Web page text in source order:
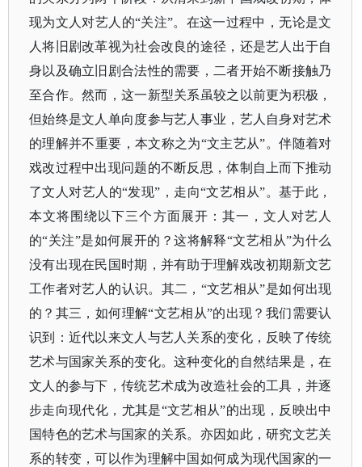
现为文人对艺人的“关注”。在这一过程中，无论是文
人将旧剧改革视为社会改良的途径，还是艺人出于自
身以及确立旧剧合法性的需要，二者开始不断接触乃
至合作。然而，这一新型关系虽较之以前更为积极，
但始终是文人单向度参与艺人事业，艺人自身对艺术
的理解并不重要，本文称之为“文主艺从”。伴随着对
戏改过程中出现问题的不断反思，体制自上而下推动
了文人对艺人的“发现”，走向“文艺相从”。基于此，
本文将围绕以下三个方面展开：其一，文人对艺人
的“关注”是如何展开的？这将解释“文艺相从”为什么
没有出现在民国时期，并有助于理解戏改初期新文艺
工作者对艺人的认识。其二，“文艺相从”是如何出现
的？其三，如何理解“文艺相从”的出现？我们需要认
识到：近代以来文人与艺人关系的变化，反映了传统
艺术与国家关系的变化。这种变化的自然结果是，在
文人的参与下，传统艺术成为改造社会的工具，并逐
步走向现代化，尤其是“文艺相从”的出现，反映出中
国特色的艺术与国家的关系。亦因如此，研究文艺关
系的转变，可以作为理解中国如何成为现代国家的一